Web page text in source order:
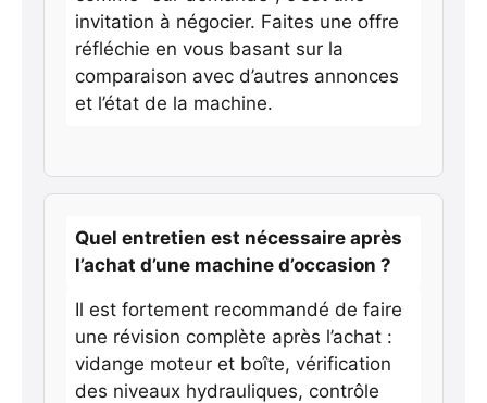
invitation à négocier. Faites une offre
réfléchie en vous basant sur la
comparaison avec d’autres annonces
et l’état de la machine.
Quel entretien est nécessaire après
l’achat d’une machine d’occasion ?
Il est fortement recommandé de faire
une révision complète après l’achat :
vidange moteur et boîte, vérification
des niveaux hydrauliques, contrôle